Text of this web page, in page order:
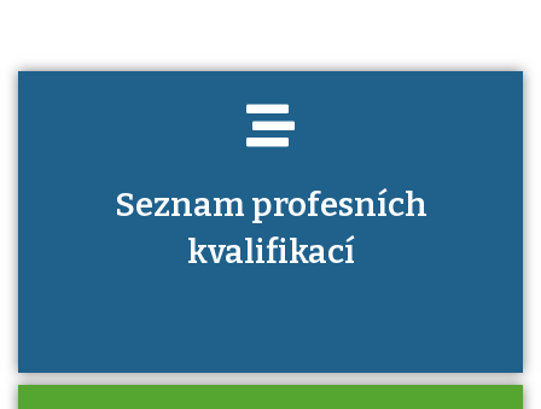
Seznam profesních
kvalifikací